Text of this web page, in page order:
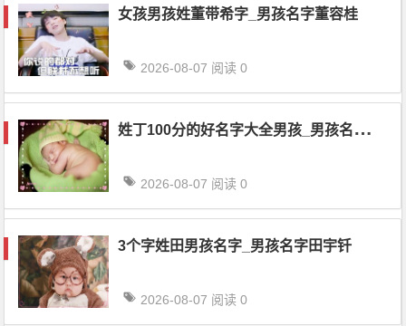
女孩男孩姓董带希字_男孩名字董容桂
2026-08-07 阅读 0
姓
丁100分的好名字大全男孩_男孩名字丁家本
2026-08-07 阅读 0
3个字姓田男孩名字_男孩名字田宇钎
2026-08-07 阅读 0